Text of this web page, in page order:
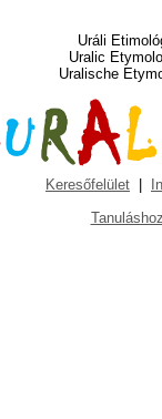
Uráli
Uralic
Uralische
Keresőfelület